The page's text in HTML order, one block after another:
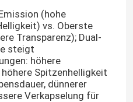
(hohe
vs. Oberste
Transparenz); Dual-
steigt
höhere
Spitzenhelligkeit
dünnerer
Verkapselung für